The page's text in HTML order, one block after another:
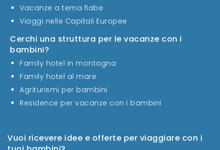
Vuoi ricevere idee e offerte per viaggiare con i
Vacanze a tema fiabe
Viaggi nelle Capitali Europee
Cerchi una struttura per le vacanze con i
bambini?
Family hotel in montagna
Family hotel al mare
Agriturismi per bambini
Residence per vacanze con i bambini